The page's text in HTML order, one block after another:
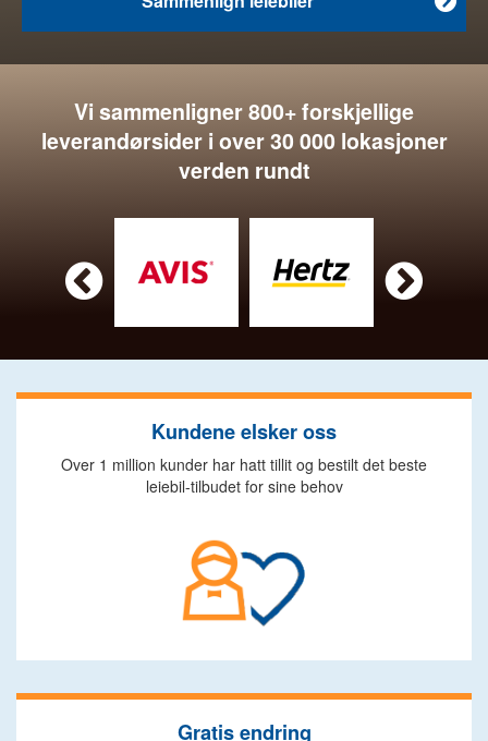
Vi sammenligner 800+ forskjellige
leverandørsider i over 30 000 lokasjoner
verden rundt
 
Kundene elsker oss
Over 1 million kunder har hatt tillit og bestilt det beste
leiebil-tilbudet for sine behov
Gratis endring